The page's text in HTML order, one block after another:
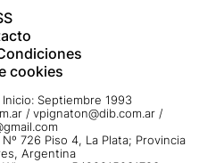
cookies
Septiembre 1993
/ vpignaton@dib.com.ar /
726 Piso 4, La Plata; Provincia
Argentina